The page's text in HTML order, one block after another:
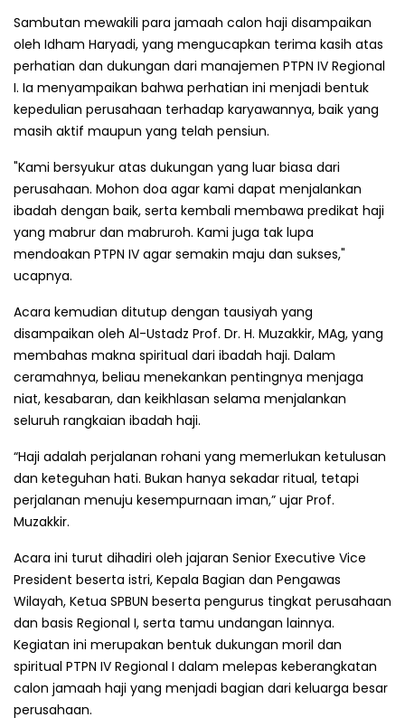
Sambutan mewakili para jamaah calon haji disampaikan
oleh Idham Haryadi, yang mengucapkan terima kasih atas
perhatian dan dukungan dari manajemen PTPN IV Regional
I. Ia menyampaikan bahwa perhatian ini menjadi bentuk
kepedulian perusahaan terhadap karyawannya, baik yang
masih aktif maupun yang telah pensiun.
"Kami bersyukur atas dukungan yang luar biasa dari
perusahaan. Mohon doa agar kami dapat menjalankan
ibadah dengan baik, serta kembali membawa predikat haji
yang mabrur dan mabruroh. Kami juga tak lupa
mendoakan PTPN IV agar semakin maju dan sukses,"
ucapnya.
Acara kemudian ditutup dengan tausiyah yang
disampaikan oleh Al-Ustadz Prof. Dr. H. Muzakkir, MAg, yang
membahas makna spiritual dari ibadah haji. Dalam
ceramahnya, beliau menekankan pentingnya menjaga
niat, kesabaran, dan keikhlasan selama menjalankan
seluruh rangkaian ibadah haji.
“Haji adalah perjalanan rohani yang memerlukan ketulusan
dan keteguhan hati. Bukan hanya sekadar ritual, tetapi
perjalanan menuju kesempurnaan iman,” ujar Prof.
Muzakkir.
Acara ini turut dihadiri oleh jajaran Senior Executive Vice
President beserta istri, Kepala Bagian dan Pengawas
Wilayah, Ketua SPBUN beserta pengurus tingkat perusahaan
dan basis Regional I, serta tamu undangan lainnya.
Kegiatan ini merupakan bentuk dukungan moril dan
spiritual PTPN IV Regional I dalam melepas keberangkatan
calon jamaah haji yang menjadi bagian dari keluarga besar
perusahaan.